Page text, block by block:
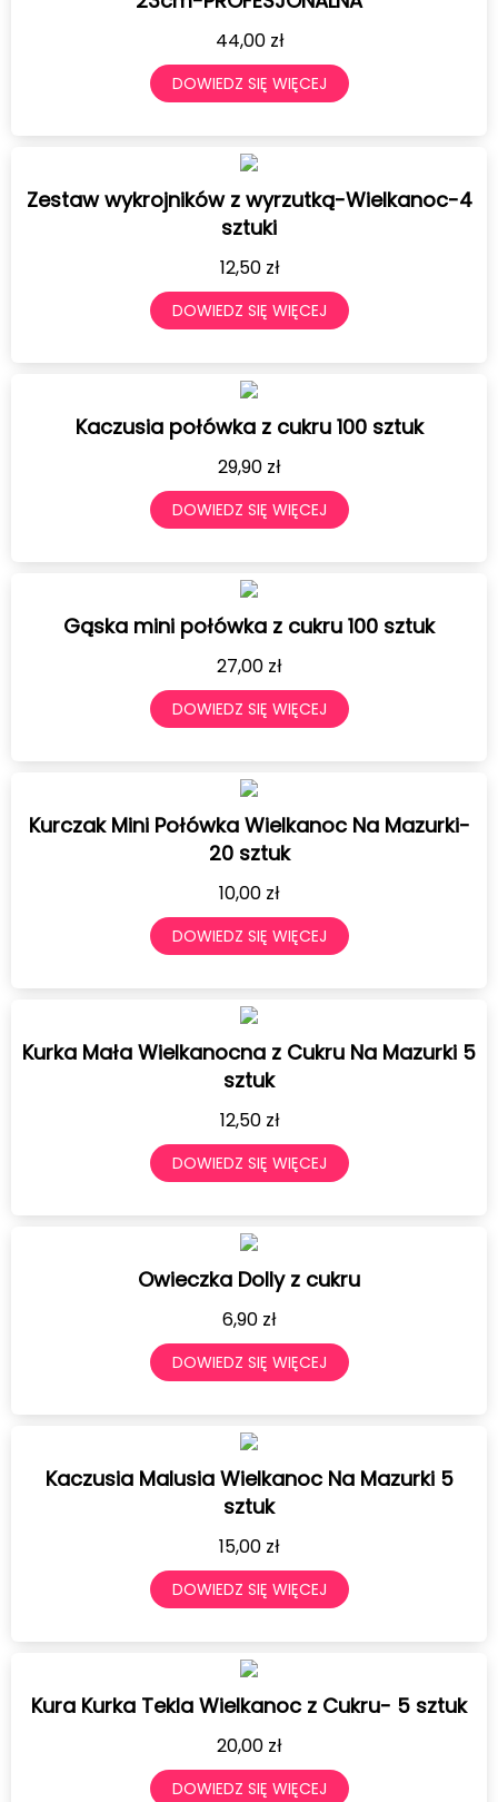
44,00 zł
DOWIEDZ SIĘ WIĘCEJ
Zestaw wykrojników z wyrzutką-Wielkanoc-4
sztuki
12,50 zł
DOWIEDZ SIĘ WIĘCEJ
Kaczusia połówka z cukru 100 sztuk
29,90 zł
DOWIEDZ SIĘ WIĘCEJ
Gąska mini połówka z cukru 100 sztuk
27,00 zł
DOWIEDZ SIĘ WIĘCEJ
Kurczak Mini Połówka Wielkanoc Na Mazurki-
20 sztuk
10,00 zł
DOWIEDZ SIĘ WIĘCEJ
Kurka Mała Wielkanocna z Cukru Na Mazurki 5
sztuk
12,50 zł
DOWIEDZ SIĘ WIĘCEJ
Owieczka Dolly z cukru
6,90 zł
DOWIEDZ SIĘ WIĘCEJ
Kaczusia Malusia Wielkanoc Na Mazurki 5
sztuk
15,00 zł
DOWIEDZ SIĘ WIĘCEJ
Kura Kurka Tekla Wielkanoc z Cukru- 5 sztuk
20,00 zł
DOWIEDZ SIĘ WIĘCEJ